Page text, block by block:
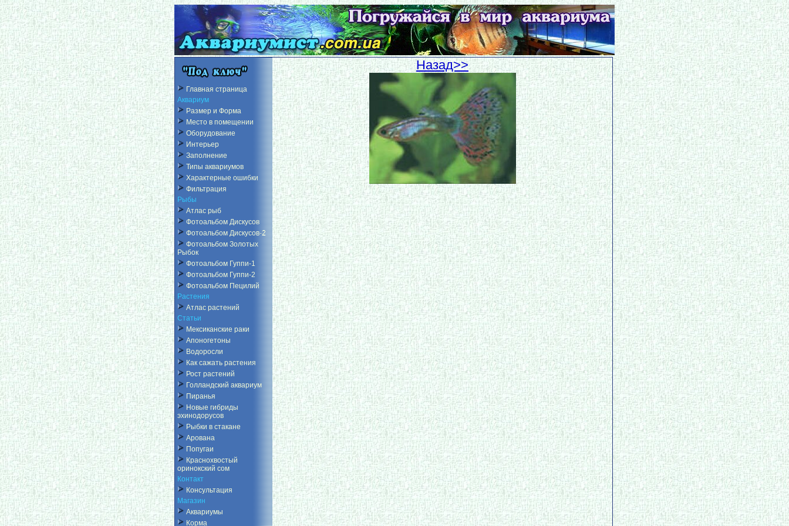
Главная страница
Аквариум
Размер и Форма
Место в помещении
Оборудование
Интерьер
Заполнение
Типы аквариумов
Характерные ошибки
Фильтрация
Рыбы
Атлас рыб
Фотоальбом Дискусов
Фотоальбом Дискусов-2
Фотоальбом Золотых
Рыбок
Фотоальбом Гуппи-1
Фотоальбом Гуппи-2
Фотоальбом Пецилий
Растения
Атлас растений
Статьи
Мексиканские раки
Апоногетоны
Водоросли
Как сажать растения
Рост растений
Голландский аквариум
Пиранья
Новые гибриды
эхинодорусов
Рыбки в стакане
Арована
Попугаи
Краснохвостый
оринокский сом
Контакт
Консультация
Магазин
Аквариумы
Корма
Hазад>>